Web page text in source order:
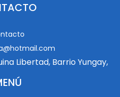
Libertad, Barrio Yungay,